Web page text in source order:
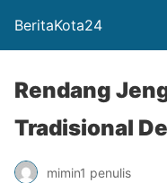
BeritaKota24
Rendang
Tradisional
mimin1 penulis